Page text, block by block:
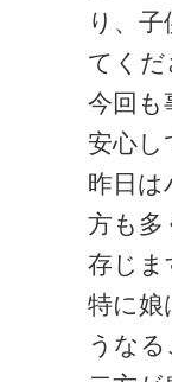
り、
てく
今回も
安心し
昨日
方も多
存じま
特に娘
うな